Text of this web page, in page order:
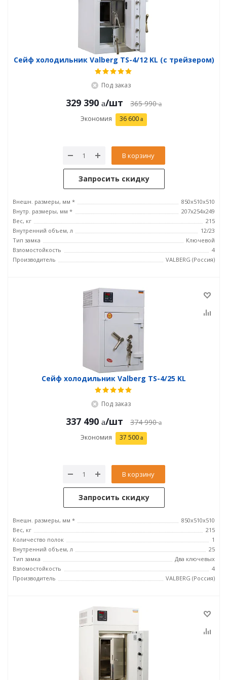
Сейф холодильник Valberg TS-4/12 KL (с трейзером)
Под заказ
329 390 /шт 365 990
Экономия 36 600
В корзину
Запросить скидку
Внешн. размеры, мм *
850x510x510
Внутр. размеры, мм *
207x254x249
Вес, кг
215
Внутренний объем, л
12/23
Тип замка
Ключевой
Взломостойкость
4
Производитель
VALBERG (Россия)
Сейф холодильник Valberg TS-4/25 KL
Под заказ
337 490 /шт 374 990
Экономия 37 500
В корзину
Запросить скидку
Внешн. размеры, мм *
850x510x510
Вес, кг
215
Количество полок
1
Внутренний объем, л
25
Тип замка
Два ключевых
Взломостойкость
4
Производитель
VALBERG (Россия)